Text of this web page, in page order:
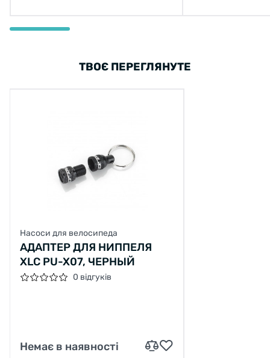
ТВОЄ ПЕРЕГЛЯНУТЕ
Насоси для велосипеда
АДАПТЕР ДЛЯ НИППЕЛЯ
XLC PU-X07, ЧЕРНЫЙ
0 відгуків
Немає в наявності